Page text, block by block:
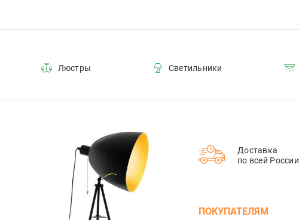
Люстры Светильники
Доставка
по всей России
ПОКУПАТЕЛЯМ